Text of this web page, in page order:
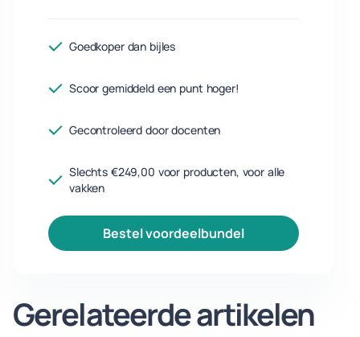
Goedkoper dan bijles
Scoor gemiddeld een punt hoger!
Gecontroleerd door docenten
Slechts €249,00 voor producten, voor alle
vakken
bestel voordeelbundel
Gerelateerde artikelen